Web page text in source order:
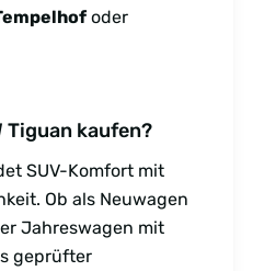
oder
Tiguan kaufen?
SUV-Komfort mit
Ob als Neuwagen
Jahreswagen mit
geprüfter